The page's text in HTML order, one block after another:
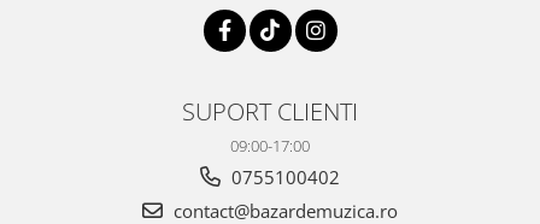
SUPORT CLIENTI
09:00-17:00
0755100402
contact@bazardemuzica.ro